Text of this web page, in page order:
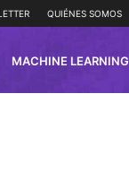
QUIÉNES SOMOS
MACHINE LEARNING